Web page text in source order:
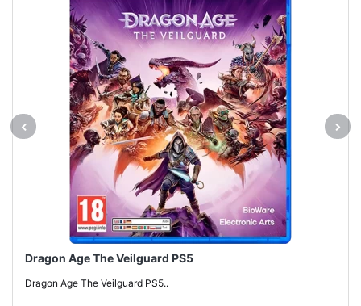
Dragon Age The Veilguard PS5
Dragon Age The Veilguard PS5..